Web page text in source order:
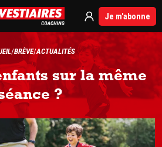
Je m'abonne
BRÈVE ACTUALITÉS
sur la même
?